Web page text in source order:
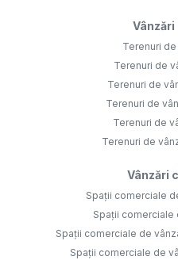
Terenuri
Terenuri de
Terenuri de
Terenuri de
Terenuri de
Terenuri de
Vânzări
Spații comerciale
Spații comerciale
Spații comerciale de
Spații comerciale de